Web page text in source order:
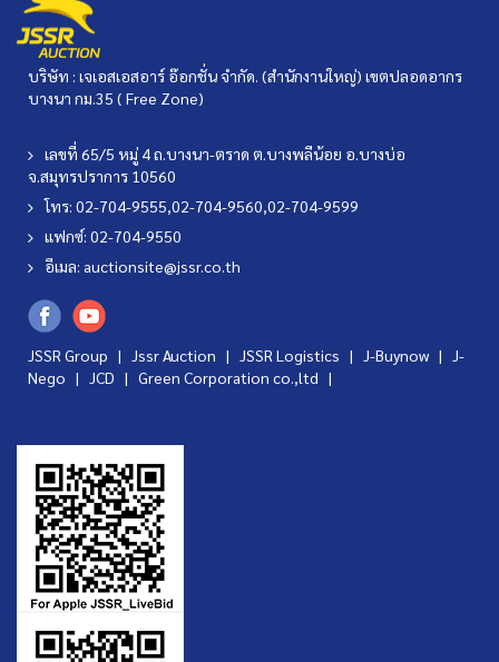
บริษัท : เจเอสเอสอาร์ อ๊อกชั่น จำกัด. (สำนักงานใหญ่) เขตปลอดอากร
บางนา กม.35 ( Free Zone)
เลขที่ 65/5 หมู่ 4 ถ.บางนา-ตราด ต.บางพลีน้อย อ.บางบ่อ
จ.สมุทรปราการ 10560
โทร: 02-704-9555,02-704-9560,02-704-9599
แฟกซ์: 02-704-9550
อีเมล: auctionsite@jssr.co.th
JSSR Group | Jssr Auction | JSSR Logistics | J-Buynow | J-
Nego | JCD | Green Corporation co.,ltd |